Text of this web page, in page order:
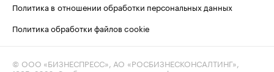
Политика в отношении обработки персональных данных
Политика обработки файлов cookie
© ООО «БИЗНЕСПРЕСС», АО «РОСБИЗНЕСКОНСАЛТИНГ»,